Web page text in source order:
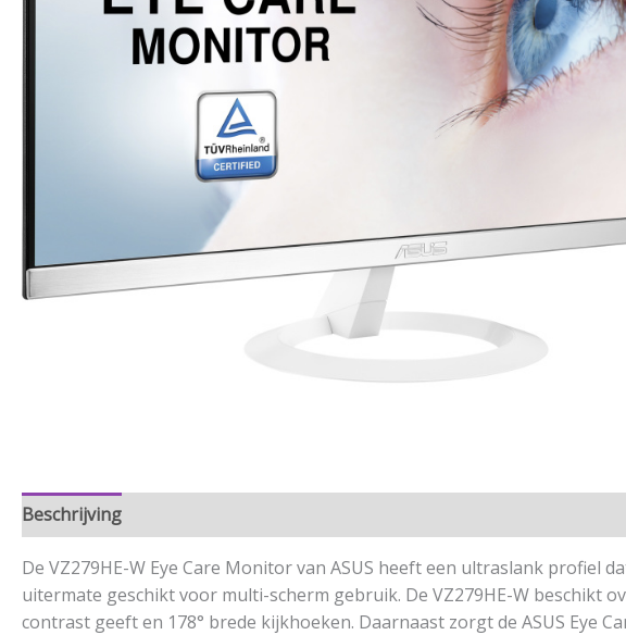
Beschrijving
De VZ279HE-W Eye Care Monitor van ASUS heeft een ultraslank
uitermate geschikt voor multi-scherm gebruik. De VZ279HE-W beschikt
contrast geeft en 178° brede kijkhoeken. Daarnaast zorgt de ASUS Eye